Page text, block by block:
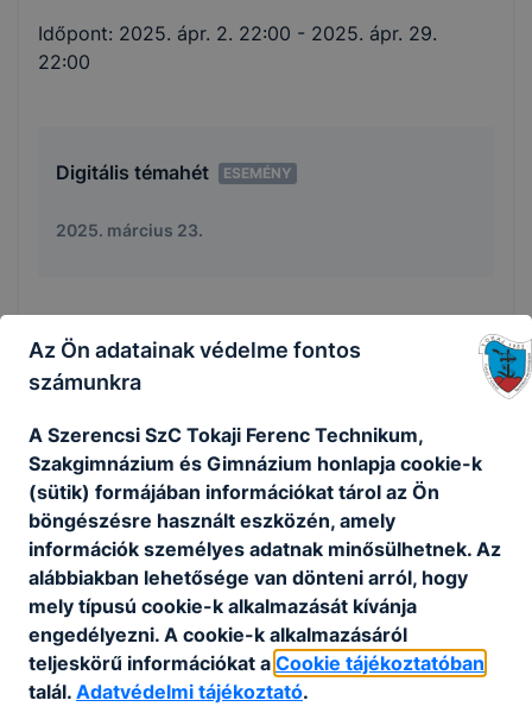
Időpont: 2025. ápr. 2. 22:00 - 2025. ápr. 29.
22:00
Digitális témahét ESEMÉNY
2025. március 23.
23:00
Kompetenciamérések 11.
évfolyam
KOMPETENCIAMÉRÉS
2025. március 23.
Időpont: 2025. márc. 23. 23:00- 2025. ápr. 7.
22:00
Az Ön adatainak védelme fontos
számunkra
A Szerencsi SzC Tokaji Ferenc Technikum,
Szakgimnázium és Gimnázium honlapja cookie-k
(sütik) formájában információkat tárol az Ön
böngészésre használt eszközén, amely
információk személyes adatnak minősülhetnek. Az
alábbiakban lehetősége van dönteni arról, hogy
mely típusú cookie-k alkalmazását kívánja
engedélyezni. A cookie-k alkalmazásáról
teljeskörű információkat a Cookie tájékoztatóban
talál. Adatvédelmi tájékoztató.